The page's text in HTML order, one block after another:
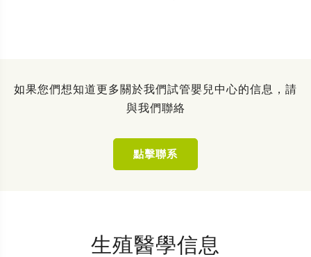
如果您們想知道更多關於我們試管嬰兒中心的信息，請
與我們聯絡
點擊聯系
生殖醫學信息